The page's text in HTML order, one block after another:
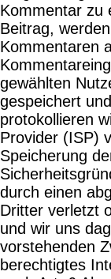
Kommentar zu
Beitrag,
Kommentaren
gewählten
gespeichert
protokollieren
Provider (ISP)
Speicherung
durch einen
Dritter verletzt
und wir uns
vorstehenden
berechtigtes